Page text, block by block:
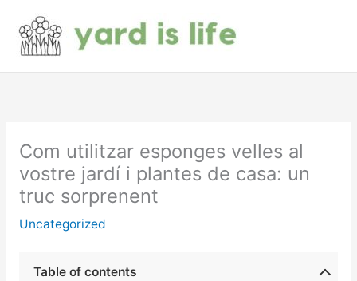
contingut
Com utilitzar esponges velles al
vostre jardí i plantes de casa: un
truc sorprenent
Uncategorized
Table of contents